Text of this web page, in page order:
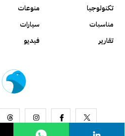
تكنولوجيا
منوعات
مناسبات
سيارات
تقارير
فيديو